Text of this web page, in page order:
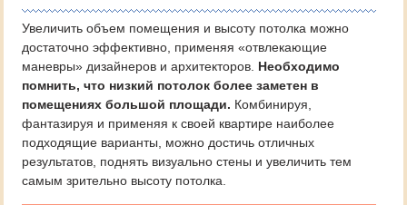
Увеличить объем помещения и высоту потолка можно
достаточно эффективно, применяя «отвлекающие
маневры» дизайнеров и архитекторов. Необходимо
помнить, что низкий потолок более заметен в
помещениях большой площади. Комбинируя,
фантазируя и применяя к своей квартире наиболее
подходящие варианты, можно достичь отличных
результатов, поднять визуально стены и увеличить тем
самым зрительно высоту потолка.